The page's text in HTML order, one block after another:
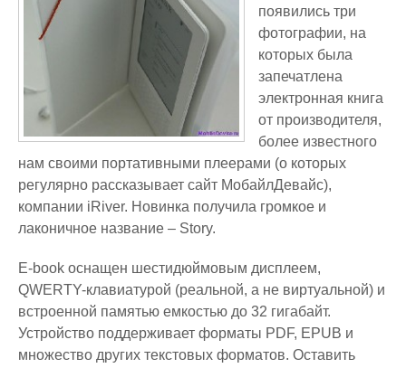
появились три
фотографии, на
которых была
запечатлена
электронная книга
от производителя,
более известного
нам своими портативными плеерами (о которых
регулярно рассказывает сайт МобайлДевайс),
компании iRiver. Новинка получила громкое и
лаконичное название – Story.
E-book оснащен шестидюймовым дисплеем,
QWERTY-клавиатурой (реальной, а не виртуальной) и
встроенной памятью емкостью до 32 гигабайт.
Устройство поддерживает форматы PDF, EPUB и
множество других текстовых форматов. Оставить